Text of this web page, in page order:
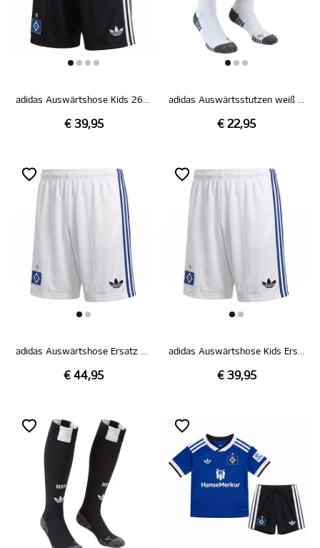
adidas Auswärtshose Kids 26/27
€ 39,95
adidas Auswärtsstutzen weiß 26/27
€ 22,95
adidas Auswärtshose Ersatz weiß 26/27
€ 44,95
adidas Auswärtshose Kids Ersatz weiß 26/27
€ 39,95